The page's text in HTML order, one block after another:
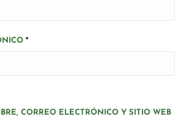
*
CORREO ELECTRÓNICO Y SITIO WEB